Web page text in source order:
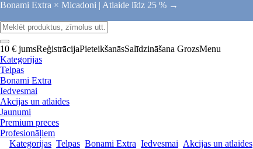
Bonami Extra × Micadoni | Atlaide līdz 25 % →
10 € jumsReģistrācijaPieteikšanāsSalīdzināšana GrozsMenu
Kategorijas
Telpas
Bonami Extra
Iedvesmai
Akcijas un atlaides
Jaunumi
Premium preces
Profesionāļiem
Kategorijas Telpas Bonami Extra Iedvesmai Akcijas un atlaides